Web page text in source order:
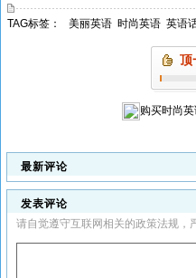
TAG标签： 美丽英语 时尚英语 英语
顶
购买时尚
最新评论
发表评论
请自觉遵守互联网相关的政策法规，